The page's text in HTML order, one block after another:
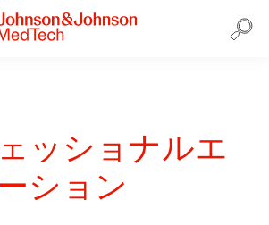
ッショナルエ
ション